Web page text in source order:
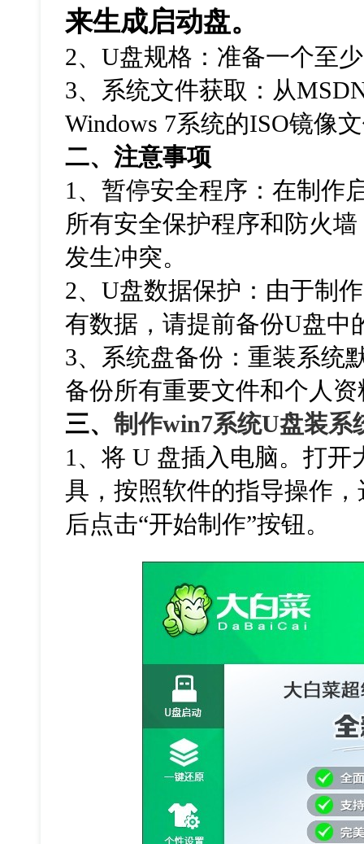
来生成启动盘。
2、U盘规格：准备一个至
3、系统文件获取：从
Windows 7系统的ISO镜像
二、注意事项
1、暂停安全程序：在制作
所有安全保护程序和防火
发生冲突。
2、U盘数据保护：由于制
有数据，请提前备份U盘中
3、 系统盘备份：重装系统
备份所有重要文件和个人资
三、制作win7系统U盘装系
1、将 U 盘插入电脑。打
具，按照软件的指导操作
后点击“开始制作”按钮。